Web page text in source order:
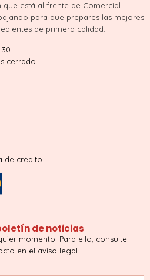
está al frente de Comercial
para que prepares las mejores
de primera calidad.
cerrado.
de crédito
de noticias
momento. Para ello, consulte
en el aviso legal.